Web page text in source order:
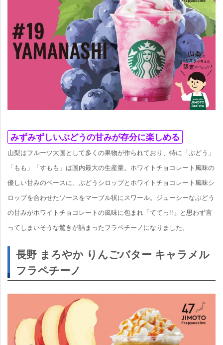
みずみずしいぶどうの甘みが存分に楽しめる
山梨はフルーツ大国として多くの果物が作られており、特に「ぶどう」
「もも」「すもも」は国内最大の生産量。ホワイトチョコレート風味の
優しい甘みのベースに、ぶどうシロップとホワイトチョコレート風味シ
ロップを合わせたソースをマーブル状にスワール。ジューシーなぶどう
の甘みがホワイトチョコレートの風味に包まれ「ててっ!!」と思わず言
ってしまいそうな驚きが詰まったフラペチーノになりました。
長野 まろやか りんごバター キャラメル
フラペチーノ